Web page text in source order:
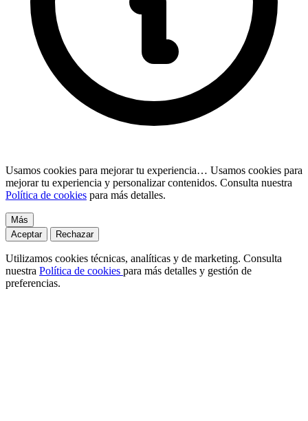
Usamos cookies para mejorar tu experiencia… Usamos cookies para
mejorar tu experiencia y personalizar contenidos. Consulta nuestra
Política de cookies para más detalles.
Más
Aceptar
Rechazar
Utilizamos cookies técnicas, analíticas y de marketing. Consulta
nuestra Política de cookies para más detalles y gestión de
preferencias.